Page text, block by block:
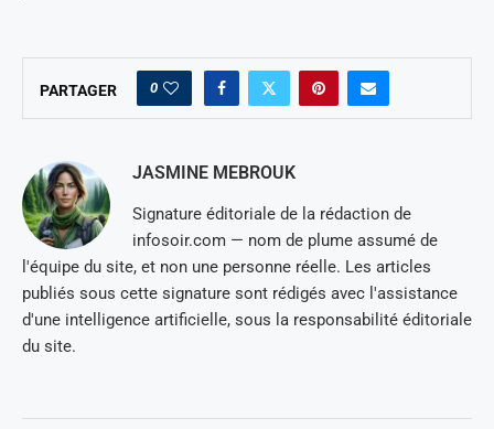
PARTAGER 0
JASMINE MEBROUK
Signature éditoriale de la rédaction de
infosoir.com — nom de plume assumé de
l'équipe du site, et non une personne réelle. Les articles
publiés sous cette signature sont rédigés avec l'assistance
d'une intelligence artificielle, sous la responsabilité éditoriale
du site.